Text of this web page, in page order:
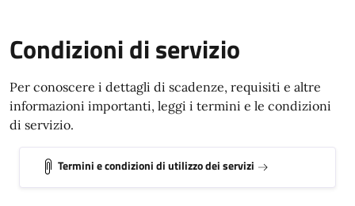
Condizioni di servizio
Per conoscere i dettagli di scadenze, requisiti e altre
informazioni importanti, leggi i termini e le condizioni
di servizio.
Termini e condizioni di utilizzo dei servizi